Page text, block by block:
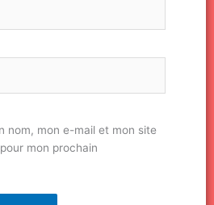
nom, mon e-mail et mon site
mon prochain